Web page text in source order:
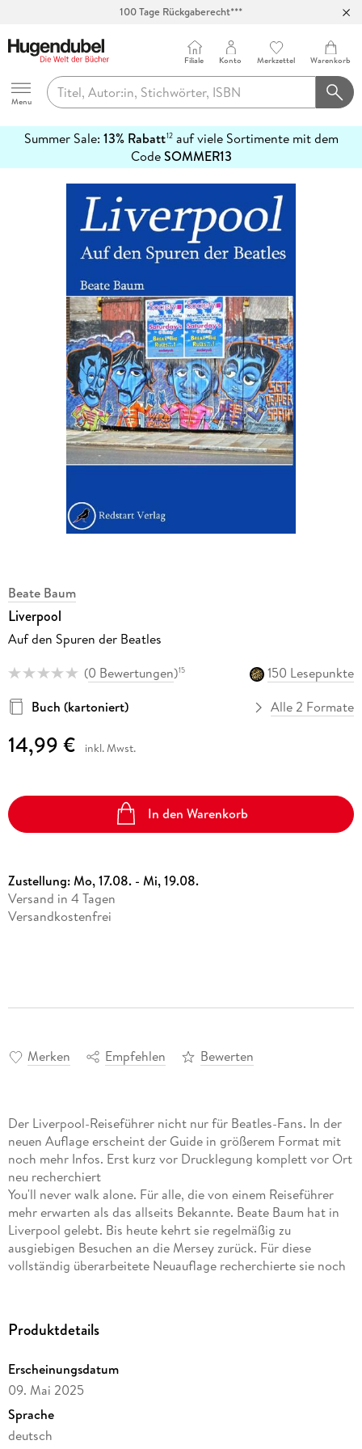
100 Tage Rückgaberecht***
Hugendubel
Menu
Filiale Konto Merkzettel Warenkorb
Summer Sale: 13% Rabatt12auf viele Sortimente mit dem
CodeSOMMER13
erfahren
Beate Baum
Liverpool
Auf den Spuren der Beatles
(0 Bewertungen)15
150 Lesepunkte
Buch (kartoniert)
Alle 2 Formate
14,99 € inkl. Mwst.
In den Warenkorb
Zustellung:Mo, 17.08. - Mi, 19.08.
Versand in 4 Tagen
Versandkostenfrei
Merken Empfehlen Bewerten
Der Liverpool-Reiseführer nicht nur für Beatles-Fans. In der
neuen Auflage erscheint der Guide in größerem Format mit
noch mehr Infos. Erst kurz vor Drucklegung komplett vor Ort
neu recherchiert
You'll never walk alone. Für alle, die von einem Reiseführer
mehr erwarten als das allseits Bekannte. Beate Baum hat in
Liverpool gelebt. Bis heute kehrt sie regelmäßig zu
ausgiebigen Besuchen an die Mersey zurück. Für diese
vollständig überarbeitete Neuauflage recherchierte sie noch
Shopping abseits des Mainstreams. Mit ausdrucksstarken
Produktdetails
Erscheinungsdatum
09. Mai 2025
Sprache
deutsch